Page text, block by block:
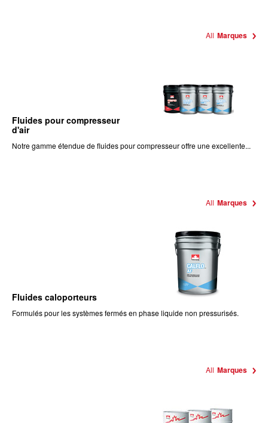
All Marques
Fluides pour compresseur
d'air
Notre gamme étendue de fluides pour compresseur offre une excellente...
All Marques
Fluides caloporteurs
Formulés pour les systèmes fermés en phase liquide non pressurisés.
All Marques